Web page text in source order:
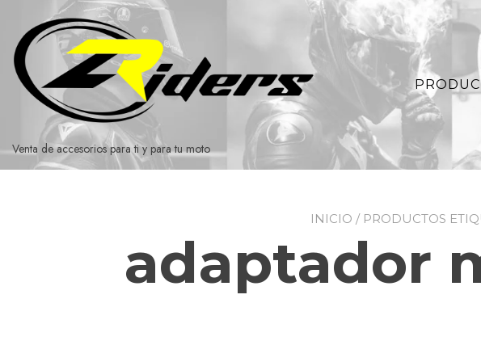
contenido
Venta de accesorios para ti y para tu moto
INICIO / PRODUCTOS
adaptador